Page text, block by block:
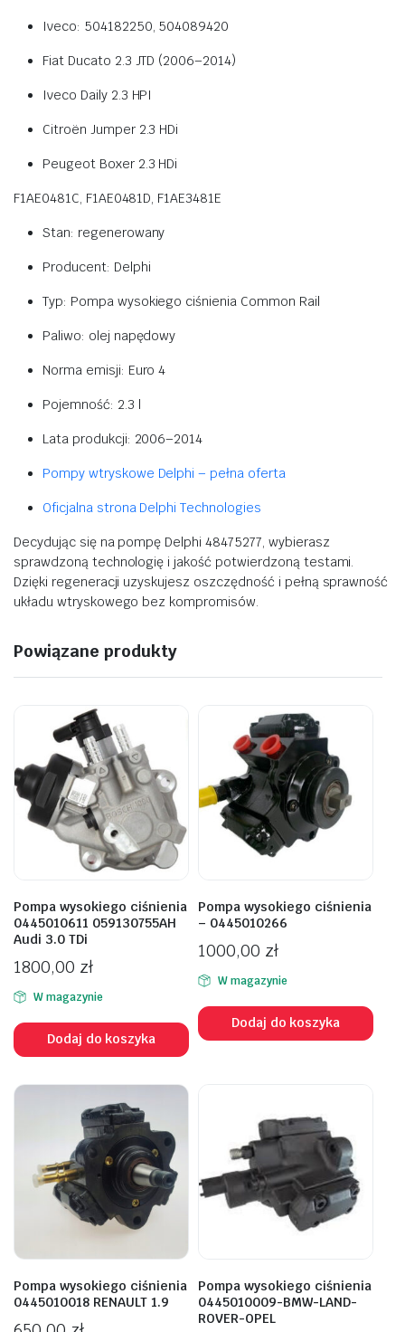
Iveco: 504182250, 504089420
Fiat Ducato 2.3 JTD (2006–2014)
Iveco Daily 2.3 HPI
Citroën Jumper 2.3 HDi
Peugeot Boxer 2.3 HDi
F1AE0481C, F1AE0481D, F1AE3481E
Stan: regenerowany
Producent: Delphi
Typ: Pompa wysokiego ciśnienia Common Rail
Paliwo: olej napędowy
Norma emisji: Euro 4
Pojemność: 2.3 l
Lata produkcji: 2006–2014
Pompy wtryskowe Delphi – pełna oferta
Oficjalna strona Delphi Technologies
Decydując się na pompę Delphi 48475277, wybierasz
sprawdzoną technologię i jakość potwierdzoną testami.
Dzięki regeneracji uzyskujesz oszczędność i pełną sprawność
układu wtryskowego bez kompromisów.
Powiązane produkty
Pompa wysokiego ciśnienia
0445010611 059130755AH
Audi 3.0 TDi
1800,00 zł
W magazynie
Dodaj do koszyka
Pompa wysokiego ciśnienia
– 0445010266
1000,00 zł
W magazynie
Dodaj do koszyka
Pompa wysokiego ciśnienia
0445010018 RENAULT 1.9
Pompa wysokiego ciśnienia
0445010009-BMW-LAND-
ROVER-OPEL